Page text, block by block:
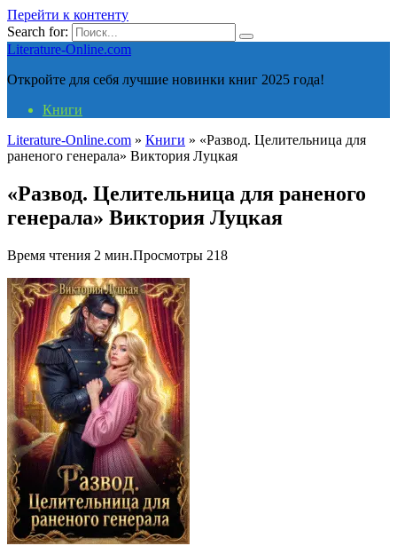
Перейти к контенту
Search for:
Literature-Online.com
Откройте для себя лучшие новинки книг 2025 года!
Книги
Literature-Online.com » Книги » «Развод. Целительница для
раненого генерала» Виктория Луцкая
«Развод. Целительница для раненого
генерала» Виктория Луцкая
Время чтения 2 мин.Просмотры 218